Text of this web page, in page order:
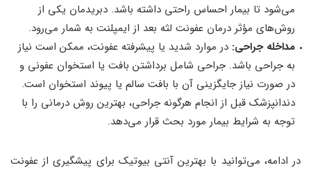
می‌شود تا بیمار احساس راحتی داشته باشد. دبریدمان یکی از
روش‌های مؤثر درمان عفونت لثه بعد از ایمپلنت به شمار می‌رود.
مداخله جراحی: در موارد شدید یا پیشرفته عفونت، ممکن است نیاز
به جراحی باشد. جراحی شامل برداشتن بافت یا استخوان عفونی و
در صورت نیاز جایگزینی آن با بافت سالم یا پیوند استخوان است.
دندانپزشک قبل از انجام هرگونه جراحی، بهترین روش درمانی را با
توجه به شرایط بیمار مورد بحث قرار می‌دهد.
در ادامه، می‌توانید با بهترین آنتی بیوتیک برای پیشگیری از عفونت